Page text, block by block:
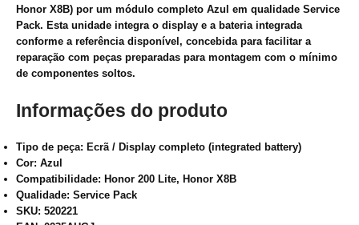
Honor X8B) por um módulo completo Azul em qualidade Service
Pack. Esta unidade integra o display e a bateria integrada
conforme a referência disponível, concebida para facilitar a
reparação com peças preparadas para montagem com o mínimo
de componentes soltos.
Informações do produto
Tipo de peça: Ecrã / Display completo (integrated battery)
Cor: Azul
Compatibilidade: Honor 200 Lite, Honor X8B
Qualidade: Service Pack
SKU: 520221